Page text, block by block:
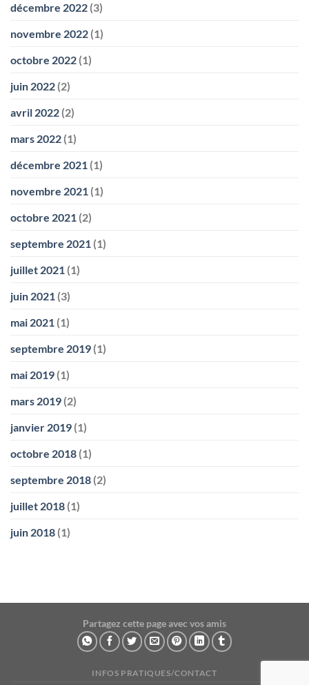
décembre 2022 (3)
novembre 2022 (1)
octobre 2022 (1)
juin 2022 (2)
avril 2022 (2)
mars 2022 (1)
décembre 2021 (1)
novembre 2021 (1)
octobre 2021 (2)
septembre 2021 (1)
juillet 2021 (1)
juin 2021 (3)
mai 2021 (1)
septembre 2019 (1)
mai 2019 (1)
mars 2019 (2)
janvier 2019 (1)
octobre 2018 (1)
septembre 2018 (2)
juillet 2018 (1)
juin 2018 (1)
Partagez cette page avec vos amis
INFOS PRATIQUES/CONTACT